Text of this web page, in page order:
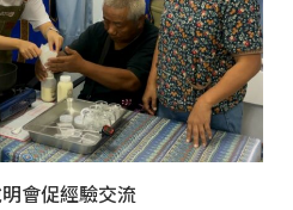
會促經驗交流